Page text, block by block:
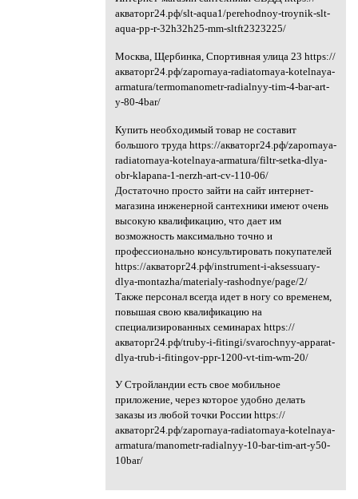
акваторг24.рф/slt-aqua1/perehodnoy-troynik-slt-
aqua-pp-r-32h32h25-mm-sltft2323225/
Москва, Щербинка, Спортивная улица 23 https://
акваторг24.рф/zapornaya-radiatornaya-kotelnaya-
armatura/termomanometr-radialnyy-tim-4-bar-art-
y-80-4bar/
Купить необходимый товар не составит
большого труда https://акваторг24.рф/zapornaya-
radiatornaya-kotelnaya-armatura/filtr-setka-dlya-
obr-klapana-1-nerzh-art-cv-110-06/
Достаточно просто зайти на сайт интернет-
магазина инженерной сантехники имеют очень
высокую квалификацию, что дает им
возможность максимально точно и
профессионально консультировать покупателей
https://акваторг24.рф/instrument-i-aksessuary-
dlya-montazha/materialy-rashodnye/page/2/
Также персонал всегда идет в ногу со временем,
повышая свою квалификацию на
специализированных семинарах https://
акваторг24.рф/truby-i-fitingi/svarochnyy-apparat-
dlya-trub-i-fitingov-ppr-1200-vt-tim-wm-20/
У Стройландии есть свое мобильное
приложение, через которое удобно делать
заказы из любой точки России https://
акваторг24.рф/zapornaya-radiatornaya-kotelnaya-
armatura/manometr-radialnyy-10-bar-tim-art-y50-
10bar/